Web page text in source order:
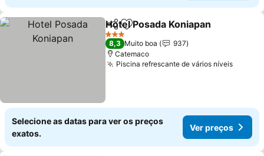
PartilharAdicionar aos favoritos
Hotel Posada Koniapan
3 Estrelas
8,3 Muito boa
937
Catemaco
Piscina refrescante de vários níveisVer
Selecione as datas para ver os preços
exatos.
Ver preços